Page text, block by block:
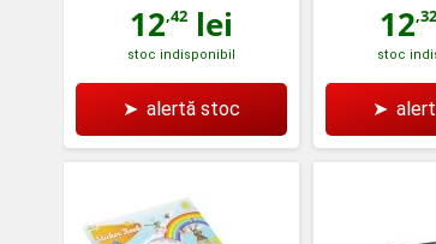
12,42 lei
stoc indisponibil
➤ alertă stoc
12,32
stoc
➤